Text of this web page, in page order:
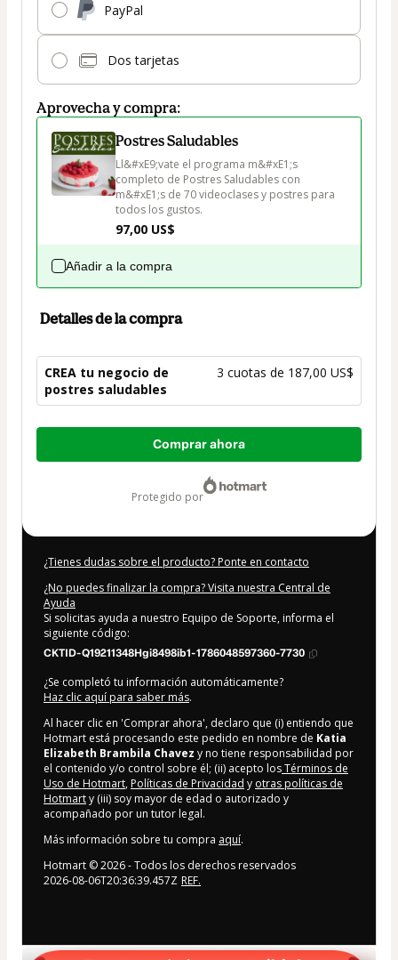
PayPal
Dos tarjetas
Aprovecha y compra:
Postres Saludables
Ll&#xE9;vate el programa m&#xE1;s
completo de Postres Saludables con
m&#xE1;s de 70 videoclases y postres para
todos los gustos.
97,00 US$
Añadir a la compra
Detalles de la compra
CREA tu negocio de
postres saludables
3 cuotas de 187,00 US$
Total
Comprar ahora
protegido por
¿Tienes dudas sobre el producto? Ponte en contacto
¿No puedes finalizar la compra? Visita nuestra Central de
Ayuda
Si solicitas ayuda a nuestro Equipo de Soporte, informa el
siguiente código:
CKTID-Q19211348Hgi8498ib1-1786048597360-7730
¿Se completó tu información automáticamente?
Haz clic aquí para saber más.
Al hacer clic en 'Comprar ahora', declaro que (i) entiendo que
Hotmart está procesando este pedido en nombre de Katia
Elizabeth Brambila Chavez y no tiene responsabilidad por
el contenido y/o control sobre él; (ii) acepto losTérminos de
Uso de Hotmart, Políticas de Privacidad y otras políticas de
Hotmarty (iii) soy mayor de edad o autorizado y
acompañado por un tutor legal.
Más información sobre tu compra aquí.
Hotmart ©2026- Todos los derechos reservados
2026-08-06T20:36:39.457Z REF.